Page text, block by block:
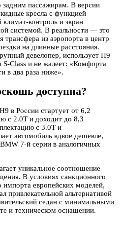
задним пассажирам. В версии
кресла с функцией
контроль и экран
системой. В реальности — это
трансфера из аэропорта в центр
на длинные расстояния.
девелопер, использует H9
S-Class и не жалеет: «Комфорта
в два раза ниже».
доступна?
в России стартует от 6,2
с 2.0T и доходит до 8,3
с 3.0T и
автомобиль вдвое дешевле,
7-й серии в аналогичных
уникальное соотношение
В условиях санкционного
импорта европейских моделей,
привлекательной альтернативой
седан с минимальными
и техническом оснащении.